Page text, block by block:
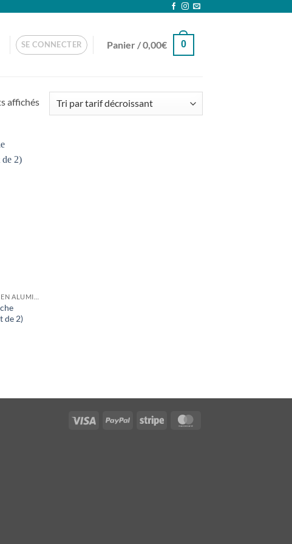
SE CONNECTER Panier /0,00€ 0
affichésTrié
par
de 2)
Visa PayPal Stripe